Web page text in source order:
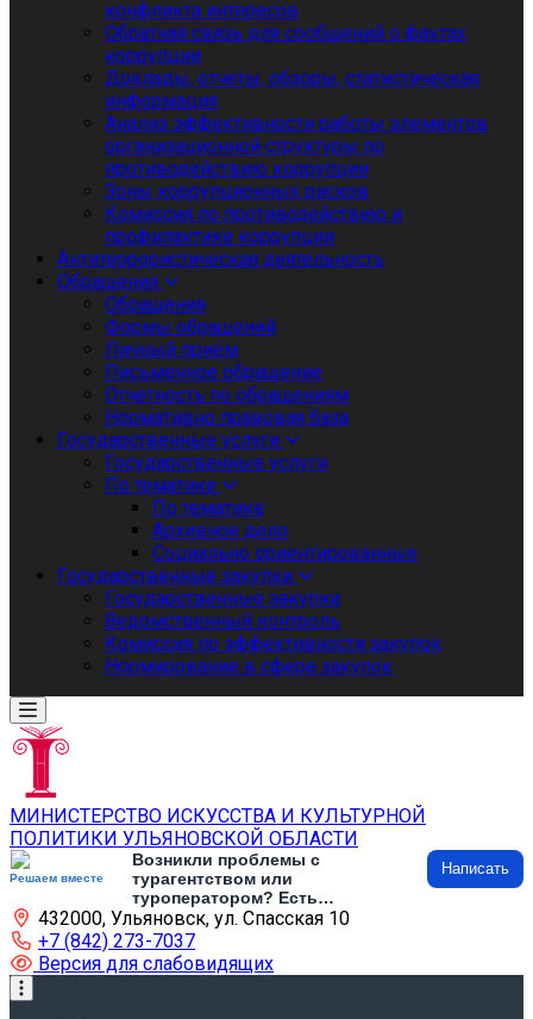
конфликта интересов
Обратная связь для сообщений о фактах
коррупции
Доклады, отчеты, обзоры, статистическая
информация
Анализ эффективности работы элементов
организационной структуры по
противодействию коррупции
Зоны коррупционных рисков
Комиссия по противодействию и
профилактике коррупции
Антитеррористическая деятельность
Обращения
Обращения
Формы обращений
Личный приём
Письменное обращение
Отчетность по обращениям
Нормативно правовая база
Государственные услуги
Государственные услуги
По тематике
По тематике
Архивное дело
Социально ориентированные
Государственные закупки
Государственные закупки
Ведомственный контроль
Комиссия по эффективности закупок
Нормирование в сфере закупок
МИНИСТЕРСТВО ИСКУССТВА И КУЛЬТУРНОЙ
ПОЛИТИКИ УЛЬЯНОВСКОЙ ОБЛАСТИ
Решаем вместе
Возникли проблемы с
турагентством или
туроператором? Есть
предложения по развитию
туризма и туристической
инфраструктуры? Напишите об
этом
Написать
432000, Ульяновск, ул. Спасская 10
+7 (842) 273-7037
Версия для слабовидящих